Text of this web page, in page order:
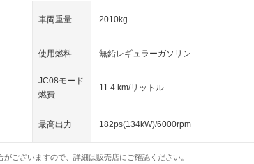
車両重量 2010kg
使用燃料 無鉛レギュラーガソリン
JC08モード
燃費
11.4 km/リットル
最高出力 182ps(134kW)/6000rpm
ございますので、詳細は販売店にご確認ください。